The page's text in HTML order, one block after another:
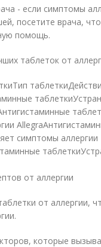
- если симптомы
посетите врача,
помощь.
таблеток от
симптомы аллергии
от аллергии
от аллергии,
которые